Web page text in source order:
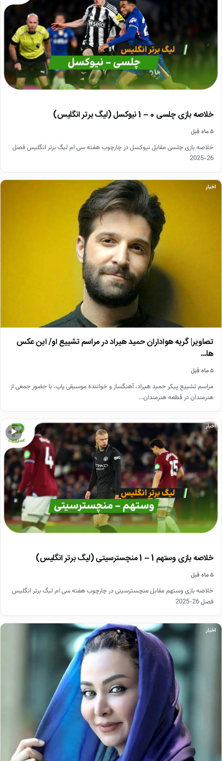
خلاصه بازی چلسی 0 – 1 نیوکسل (لیگ برتر انگلیس)
۵ ماه قبل
خلاصه بازی چلسی مقابل نیوکسل در چارچوب هفته سی ام لیگ برتر انگلیس فصل
26-2025
اخبار
تصاویر| گریه هواداران حمید هیراد در مراسم تشییع او/ این عکس
ها…
۵ ماه قبل
مراسم تشییع پیکر حمید هیراد، آهنگساز و خواننده موسیقی پاپ، با حضور جمعی از
هنرمندان در قطعه هنرمندان…
▶
اخبار
خلاصه بازی وستهم 1 – 1 منچسترسیتی (لیگ برتر انگلیس)
۵ ماه قبل
خلاصه بازی وستهم مقابل منچسترسیتی در چارچوب هفته سی ام لیگ برتر انگلیس
فصل 26-2025
اخبار